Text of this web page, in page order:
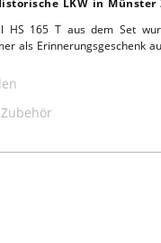
HS 165 T aus dem Set
als Erinnerungsgeschenk